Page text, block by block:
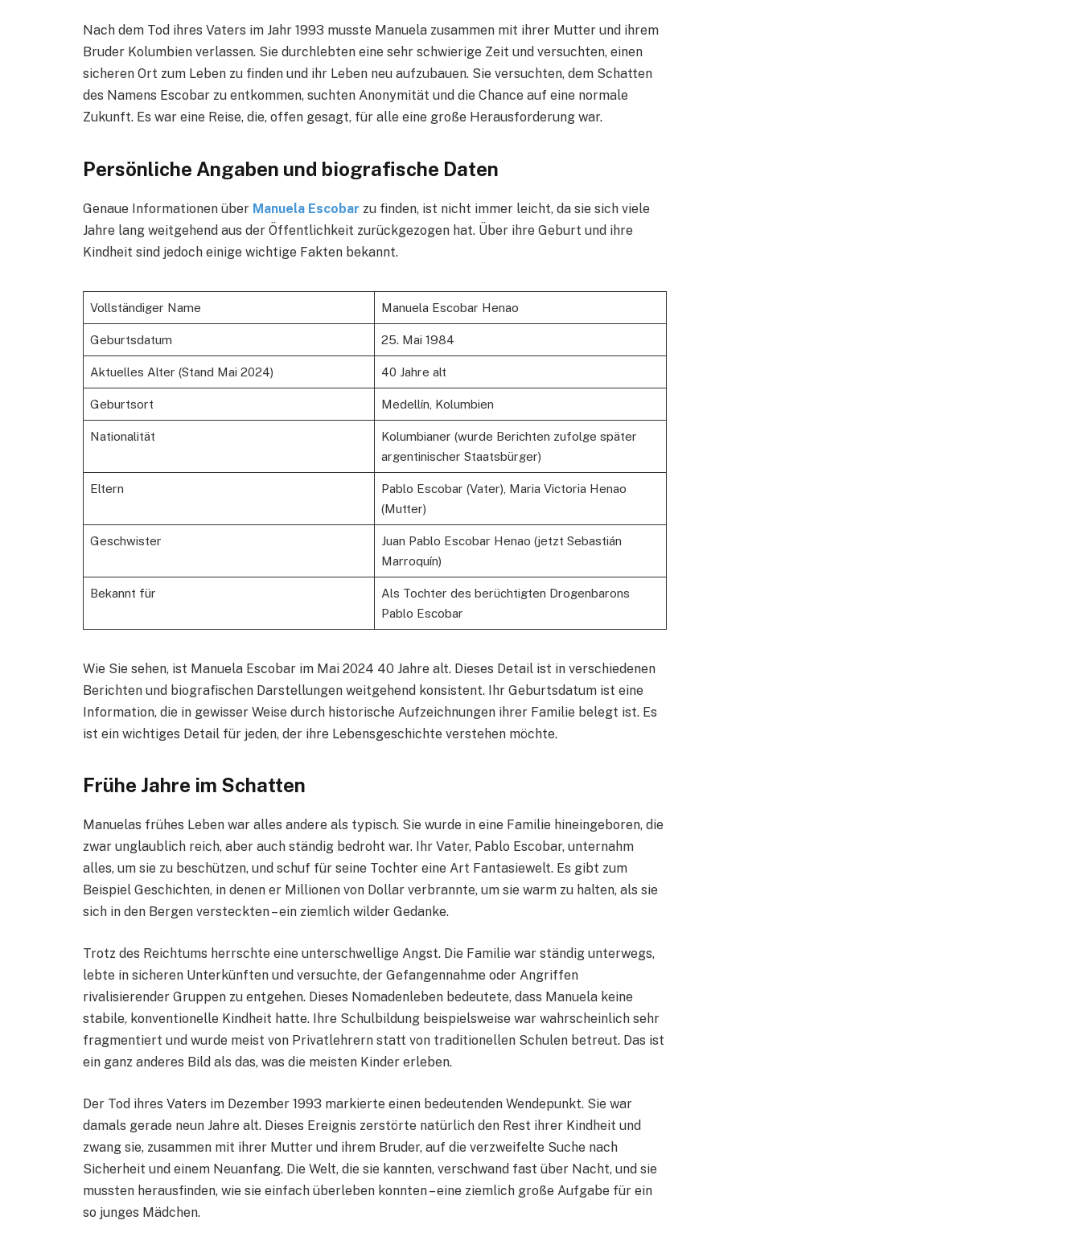
Nach dem Tod ihres Vaters im Jahr 1993 musste Manuela zusammen mit ihrer Mutter und ihrem
Bruder Kolumbien verlassen. Sie durchlebten eine sehr schwierige Zeit und versuchten, einen
sicheren Ort zum Leben zu finden und ihr Leben neu aufzubauen. Sie versuchten, dem Schatten
des Namens Escobar zu entkommen, suchten Anonymität und die Chance auf eine normale
Zukunft. Es war eine Reise, die, offen gesagt, für alle eine große Herausforderung war.
Persönliche Angaben und biografische Daten
Genaue Informationen über Manuela Escobar zu finden, ist nicht immer leicht, da sie sich viele
Jahre lang weitgehend aus der Öffentlichkeit zurückgezogen hat. Über ihre Geburt und ihre
Kindheit sind jedoch einige wichtige Fakten bekannt.
Vollständiger Name Manuela Escobar Henao
Geburtsdatum 25. Mai 1984
Aktuelles Alter (Stand Mai 2024) 40 Jahre alt
Geburtsort Medellín, Kolumbien
Nationalität
Kolumbianer (wurde Berichten zufolge später
argentinischer Staatsbürger)
Eltern
Pablo Escobar (Vater), Maria Victoria Henao
(Mutter)
Geschwister
Juan Pablo Escobar Henao (jetzt Sebastián
Marroquín)
Bekannt für
Als Tochter des berüchtigten Drogenbarons
Pablo Escobar
Wie Sie sehen, ist Manuela Escobar im Mai 2024 40 Jahre alt. Dieses Detail ist in verschiedenen
Berichten und biografischen Darstellungen weitgehend konsistent. Ihr Geburtsdatum ist eine
Information, die in gewisser Weise durch historische Aufzeichnungen ihrer Familie belegt ist. Es
ist ein wichtiges Detail für jeden, der ihre Lebensgeschichte verstehen möchte.
Frühe Jahre im Schatten
Manuelas frühes Leben war alles andere als typisch. Sie wurde in eine Familie hineingeboren, die
zwar unglaublich reich, aber auch ständig bedroht war. Ihr Vater, Pablo Escobar, unternahm
alles, um sie zu beschützen, und schuf für seine Tochter eine Art Fantasiewelt. Es gibt zum
Beispiel Geschichten, in denen er Millionen von Dollar verbrannte, um sie warm zu halten, als sie
sich in den Bergen versteckten – ein ziemlich wilder Gedanke.
Trotz des Reichtums herrschte eine unterschwellige Angst. Die Familie war ständig unterwegs,
lebte in sicheren Unterkünften und versuchte, der Gefangennahme oder Angriffen
rivalisierender Gruppen zu entgehen. Dieses Nomadenleben bedeutete, dass Manuela keine
stabile, konventionelle Kindheit hatte. Ihre Schulbildung beispielsweise war wahrscheinlich sehr
fragmentiert und wurde meist von Privatlehrern statt von traditionellen Schulen betreut. Das ist
ein ganz anderes Bild als das, was die meisten Kinder erleben.
Der Tod ihres Vaters im Dezember 1993 markierte einen bedeutenden Wendepunkt. Sie war
damals gerade neun Jahre alt. Dieses Ereignis zerstörte natürlich den Rest ihrer Kindheit und
zwang sie, zusammen mit ihrer Mutter und ihrem Bruder, auf die verzweifelte Suche nach
Sicherheit und einem Neuanfang. Die Welt, die sie kannten, verschwand fast über Nacht, und sie
mussten herausfinden, wie sie einfach überleben konnten – eine ziemlich große Aufgabe für ein
so junges Mädchen.